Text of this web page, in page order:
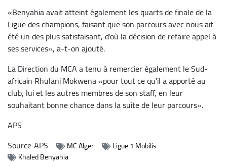
«Benyahia avait atteint également les quarts de finale de la
Ligue des champions, faisant que son parcours avec nous ait
été un des plus satisfaisant, d'où la décision de refaire appel à
ses services», a-t-on ajouté.
La Direction du MCA a tenu à remercier également le Sud-
africain Rhulani Mokwena «pour tout ce qu'il a apporté au
club, lui et les autres membres de son staff, en leur
souhaitant bonne chance dans la suite de leur parcours».
APS
SourceAPS MC Alger
Ligue 1 Mobilis
Khaled Benyahia